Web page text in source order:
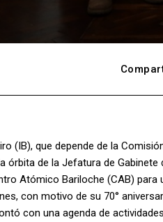
(IB), que depende de la
órbita de la Jefatura de Gabinete
Atómico Bariloche (CAB)
con motivo de su 70°
con una agenda de